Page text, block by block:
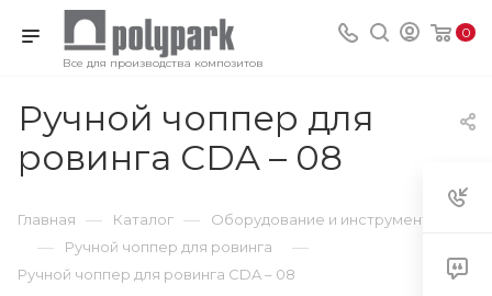
Все для производства композитов
0
Ручной чоппер для
ровинга CDA – 08
Главная — Каталог — Оборудование и инструмент
— Ручной чоппер для ровинга —
Ручной чоппер для ровинга CDA – 08